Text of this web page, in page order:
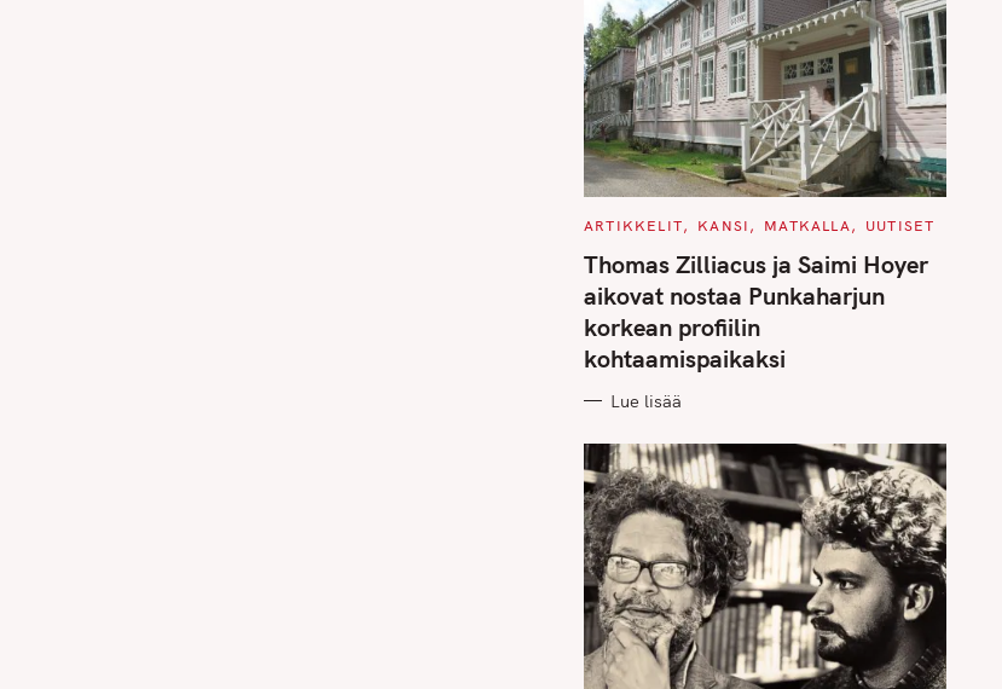
C
T
E
O
R
I
E
S
ARTIKKELIT KANSI MATKALLA UUTISET
Thomas Zilliacus ja Saimi Hoyer
aikovat nostaa Punkaharjun
korkean profiilin
kohtaamispaikaksi
Lue lisää